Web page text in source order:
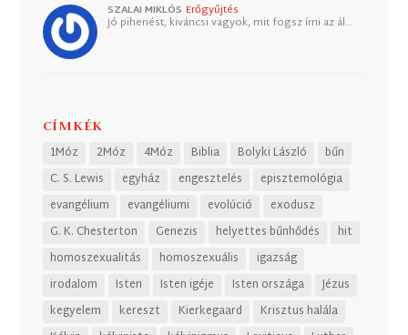
SZALAI MIKLÓS Erőgyűjtés
Jó pihenést, kiváncsi vagyok, mit fogsz írni az ál…
CÍMKÉK
1Móz 2Móz 4Móz Biblia Bolyki László
bűn
C. S. Lewis
egyház engesztelés
episztemológia
evangélium
evangéliumi evolúció
exodusz
G. K. Chesterton
Genezis helyettes bűnhődés
hit
homoszexualitás
homoszexuális
igazság
irodalom
Isten Isten igéje Isten országa
Jézus
kegyelem
kereszt Kierkegaard
Krisztus halála